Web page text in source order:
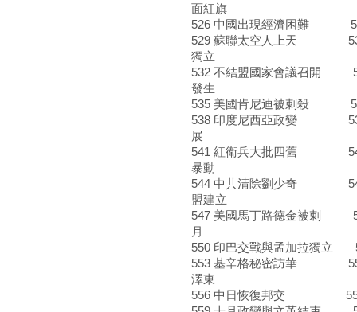
面紅旗
526 中國出現經濟困難
529 蘇聯太空人上天
獨立
532 不結盟國家會議召開
發生
535 美國肯尼迪被刺殺
538 印度尼西亞政變 539
展
541 紅衛兵大批四舊 542
暴動
544 中共清除劉少奇
盟建立
547 美國馬丁路德金被刺
月
550 印巴交戰與孟加拉獨
553 基辛格秘密訪華 554
澤東
556 中日恢復邦交 557